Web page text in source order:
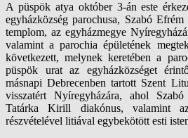
A püspök atya október 3-án este
egyházközség parochusa, Szabó
templom, az egyházmegye
valamint a parochia épületének
következett, melynek keretében a
püspök urat az egyházközséget
másnapi Debrecenben tartott Szent
visszatért Nyíregyházára, ahol
Tatárka Kirill diakónus, valamint
részvételével litiával egybekötött esti